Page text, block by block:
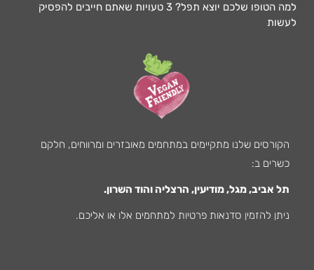
למה הטופו שלכם יוצא תפל? 3 טעויות שאתם חייבים להפסיק
לעשות
הקורסים שלנו מתקיימים במתחמים מאובזרים ומרווחים, חלקם
כשרים ב:
תל אביב, מגל, מודיעין, הרצליה והוד השרון.
ניתן להזמין סדנאות פרטיות למתחמים אלו או אליכם.